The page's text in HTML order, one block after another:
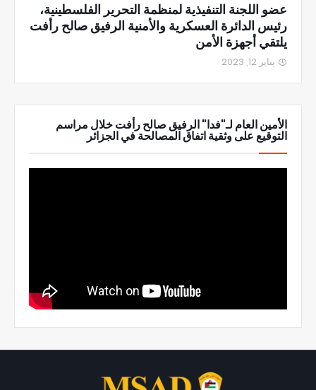
عضو اللجنة التنفيذية لمنظمة التحرير الفلسطينية،
رئيس الدائرة العسكرية والأمنية الرفيق صالح رأفت
يلتقي أجهزة الأمن
يناير 12, 2023
الأمين العام لـ"فدا" الرفيق صالح رأفت خلال مراسم
التوقيع على وثقية اتفاق المصالحة في الجزائر